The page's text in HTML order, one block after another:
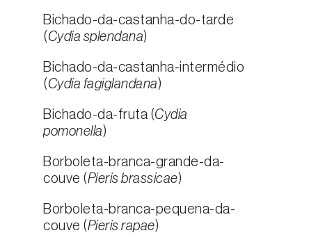
Bichado-da-castanha-do-tarde
(Cydia splendana)
Bichado-da-castanha-intermédio
(Cydia fagiglandana)
Bichado-da-fruta (Cydia
pomonella)
Borboleta-branca-grande-da-
couve (Pieris brassicae)
Borboleta-branca-pequena-da-
couve (Pieris rapae)